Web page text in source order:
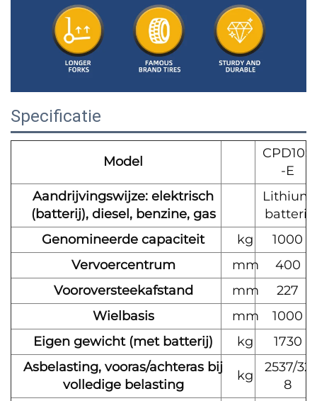
Specificatie
Model
CPD10S
-E
Aandrijvingswijze: elektrisch
(batterij), diesel, benzine, gas
Lithium
batterij
Genomineerde capaciteit
kg
1000
Vervoercentrum
mm
400
Vooroversteekafstand
mm
227
Wielbasis
mm
1000
Eigen gewicht (met batterij)
kg
1730
Asbelasting, vooras/achteras bij
volledige belasting
kg
2537/32
8